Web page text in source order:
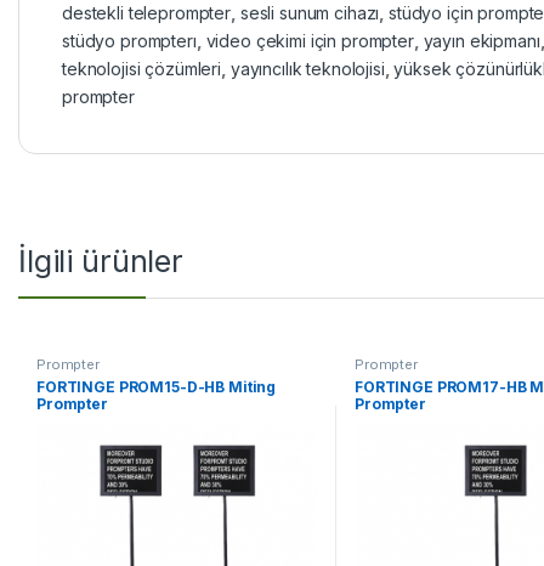
destekli teleprompter sesli sunum cihazı ,stüdyo için
stüdyo prompterı video çekimi için prompter, yayın ekipmanı
teknolojisi çözümleri yayıncılık teknolojisi ,yüksek
prompter
İlgili ürünler
Prompter
FORTINGE PROM15-D-HB Miting
Prompter
Prompter
FORTINGE PROM17-HB
Prompter